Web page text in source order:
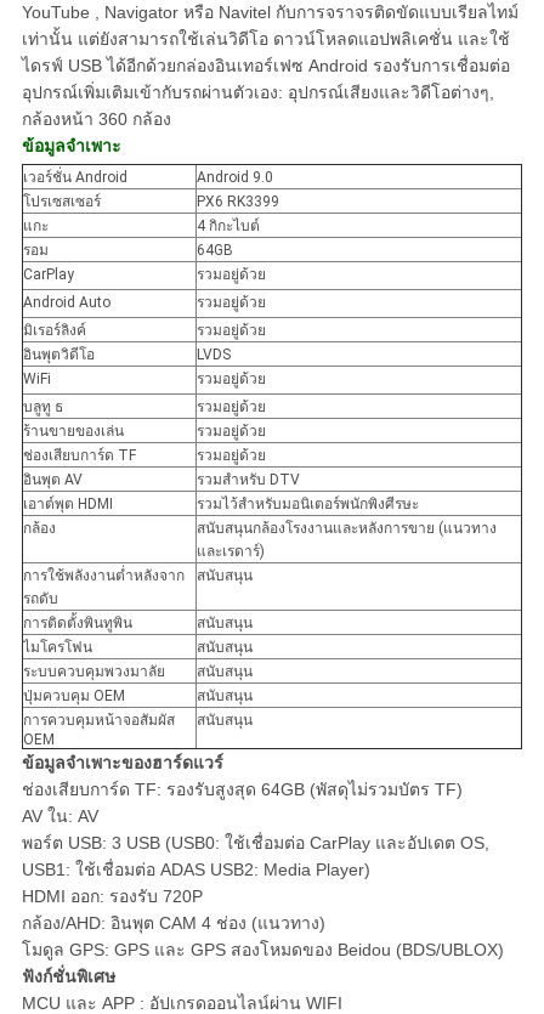
YouTube , Navigator หรือ Navitel กับการจราจรติดขัดแบบเรียลไทม์
เท่านั้น แต่ยังสามารถใช้เล่นวิดีโอ ดาวน์โหลดแอปพลิเคชั่น และใช้
ไดรฟ์ USB ได้อีกด้วยกล่องอินเทอร์เฟซ Android รองรับการเชื่อมต่อ
อุปกรณ์เพิ่มเติมเข้ากับรถผ่านตัวเอง: อุปกรณ์เสียงและวิดีโอต่างๆ,
กล้องหน้า 360 กล้อง
ข้อมูลจำเพาะ
เวอร์ชั่น Android
Android 9.0
โปรเซสเซอร์
PX6 RK3399
แกะ
4 กิกะไบต์
รอม
64GB
CarPlay
รวมอยู่ด้วย
Android Auto
รวมอยู่ด้วย
มิเรอร์ลิงค์
รวมอยู่ด้วย
อินพุตวิดีโอ
LVDS
WiFi
รวมอยู่ด้วย
บลูทู ธ
รวมอยู่ด้วย
ร้านขายของเล่น
รวมอยู่ด้วย
ช่องเสียบการ์ด TF
รวมอยู่ด้วย
อินพุต AV
รวมสำหรับ DTV
เอาต์พุต HDMI
รวมไว้สำหรับมอนิเตอร์พนักพิงศีรษะ
กล้อง
สนับสนุนกล้องโรงงานและหลังการขาย (แนวทาง
และเรดาร์)
การใช้พลังงานต่ำหลังจาก
รถดับ
สนับสนุน
การติดตั้งพินทูพิน
สนับสนุน
ไมโครโฟน
สนับสนุน
ระบบควบคุมพวงมาลัย
สนับสนุน
ปุ่มควบคุม OEM
สนับสนุน
การควบคุมหน้าจอสัมผัส
OEM
สนับสนุน
ข้อมูลจำเพาะของฮาร์ดแวร์
ช่องเสียบการ์ด TF: รองรับสูงสุด 64GB (พัสดุไม่รวมบัตร TF)
AV ใน: AV
พอร์ต USB: 3 USB (USB0: ใช้เชื่อมต่อ CarPlay และอัปเดต OS,
USB1: ใช้เชื่อมต่อ ADAS USB2: Media Player)
HDMI ออก: รองรับ 720P
กล้อง/AHD: อินพุต CAM 4 ช่อง (แนวทาง)
โมดูล GPS: GPS และ GPS สองโหมดของ Beidou (BDS/UBLOX)
ฟังก์ชั่นพิเศษ
MCU และ APP : อัปเกรดออนไลน์ผ่าน WIFI